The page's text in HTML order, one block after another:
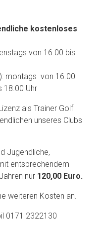
kostenloses
von 16.00 bis
montags von 16.00
18.00 Uhr
als Trainer Golf
unseres Clubs
Jugendliche,
entsprechendem
nur 120,00 Euro.
weiteren Kosten an.
0171 2322130